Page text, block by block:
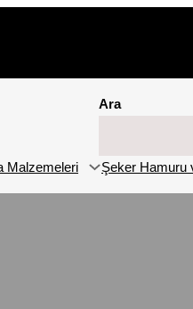
Ara
Malzemeleri Şeker Hamuru